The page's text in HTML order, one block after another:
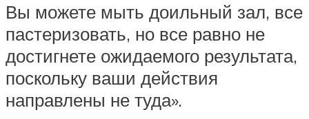
Вы можете мыть доильный зал, все
пастеризовать, но все равно не
достигнете ожидаемого результата,
поскольку ваши действия
направлены не туда».